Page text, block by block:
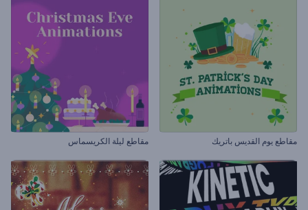
مقاطع يوم القديس باتريك مقاطع ليلة الكريسماس